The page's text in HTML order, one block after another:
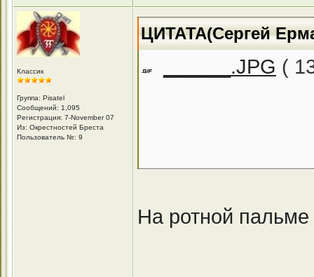
Классик
Группа: Pisatel
Сообщений: 1,095
Регистрация: 7-November 07
Из: Окрестностей Бреста
Пользователь №: 9
ЦИТАТА(Сергей
______.JPG (
На ротной